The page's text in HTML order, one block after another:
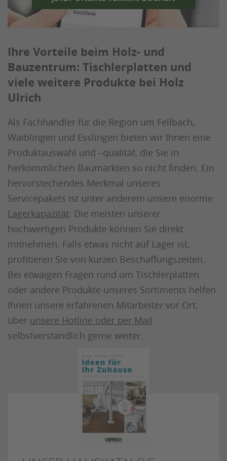
Ihre Vorteile beim Holz- und
Bauzentrum: Tischlerplatten und
viele weitere Produkte bei Holz
Ulrich
Als Fachhändler für die Region um Fellbach,
Waiblingen und Esslingen bieten wir Ihnen eine
Produktauswahl und –qualität, die Sie in
herkömmlichen Baumärkten so nicht finden. Ein
hervorstechendes Merkmal unseres
Servicepakets ist unter anderem unsere enorme
Lagerkapazität: Die meisten unserer
hochwertigen Produkte können Sie direkt
mitnehmen. Falls etwas nicht auf Lager ist,
profitieren Sie von kurzen Beschaffungszeiten.
Bei etwaigen Fragen rund um Tischlerplatten
oder andere Produkte unseres Sortiments helfen
Ihnen unsere erfahrenen Mitarbeiter vor Ort,
über unsere Hotline oder per Mail
selbstverständlich gerne weiter.